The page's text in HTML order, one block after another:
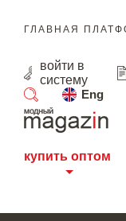
ГЛАВНАЯ
войти в
систему
Eng
поиск
купить оптом